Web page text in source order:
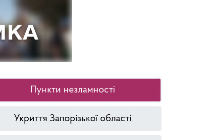
Пункти незламності
Укриття Запорізької області